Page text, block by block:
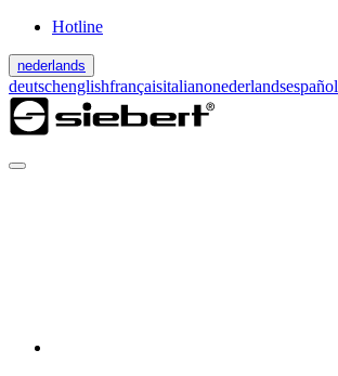
Hotline
nederlands
deutschenglishfrançaisitalianonederlandsespañol